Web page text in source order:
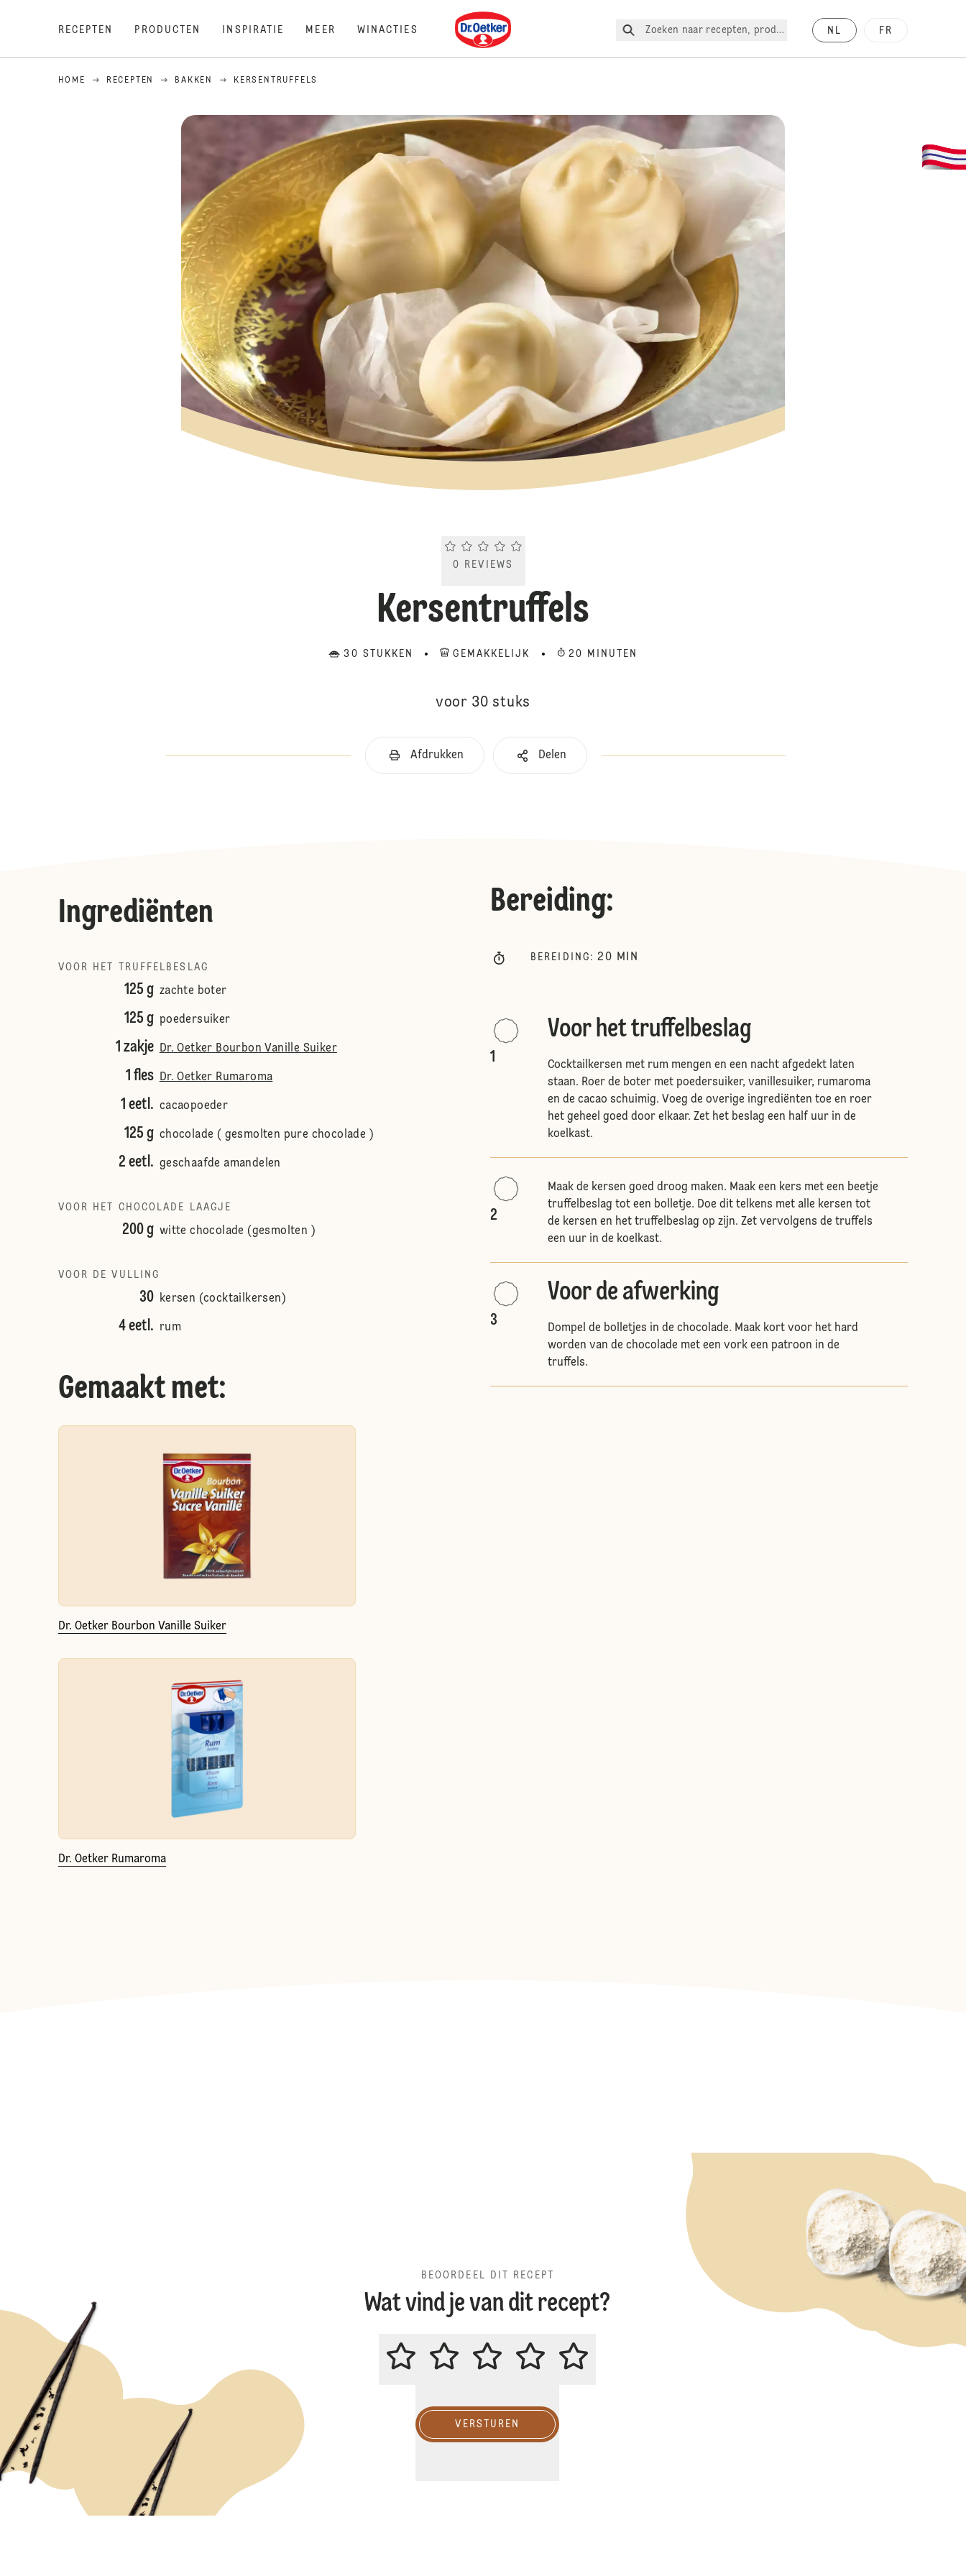
RECEPTEN PRODUCTEN INSPIRATIE MEER WINACTIES
Dr. Oetker
Zoeken naar recepten, producten, enz. NL FR
HOME RECEPTEN BAKKEN KERSENTRUFFELS
Current rating 0.0. Click to rate.
0 REVIEWS
Kersentruffels
30 STUKKEN GEMAKKELIJK 20 MINUTEN
voor 30 stuks
Afdrukken Delen
Ingrediënten
VOOR HET TRUFFELBESLAG
125 g zachte boter
125 g poedersuiker
1 zakje Dr. Oetker Bourbon Vanille Suiker
1 fles Dr. Oetker Rumaroma
1 eetl. cacaopoeder
125 g chocolade ( gesmolten pure chocolade )
2 eetl. geschaafde amandelen
VOOR HET CHOCOLADE LAAGJE
200 g witte chocolade (gesmolten )
VOOR DE VULLING
30 kersen (cocktailkersen)
4 eetl. rum
Gemaakt met:
Dr. Oetker Bourbon Vanille Suiker
Dr. Oetker Rumaroma
Bereiding:
BEREIDING : 20 MIN
1
Voor het truffelbeslag
Cocktailkersen met rum mengen en een nacht afgedekt laten
staan. Roer de boter met poedersuiker, vanillesuiker, rumaroma
en de cacao schuimig. Voeg de overige ingrediënten toe en roer
het geheel goed door elkaar. Zet het beslag een half uur in de
koelkast.
2
Maak de kersen goed droog maken. Maak een kers met een beetje
truffelbeslag tot een bolletje. Doe dit telkens met alle kersen tot
de kersen en het truffelbeslag op zijn. Zet vervolgens de truffels
een uur in de koelkast.
3
Voor de afwerking
Dompel de bolletjes in de chocolade. Maak kort voor het hard
worden van de chocolade met een vork een patroon in de
truffels.
BEOORDEEL DIT RECEPT
Wat vind je van dit recept?
BEOORDEEL DIT RECEPT
VERSTUREN